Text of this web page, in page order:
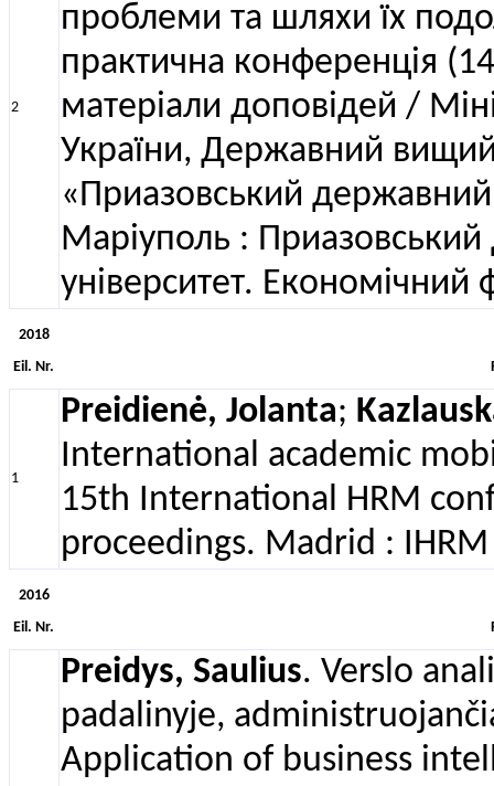
2
проблеми та шляхи їх
практична конференція
матеріали доповідей /
України, Державний
«Приазовський державний
Маріуполь :
університет. Економічний
2018
Eil. Nr.
1
Preidienė, Jolanta;
International academic
15th International HRM
proceedings. Madrid :
2016
Eil. Nr.
Preidys, Saulius. Verslo
padalinyje,
Application of business